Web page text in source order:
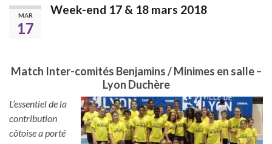
MAR
17
Week-end 17 & 18 mars 2018
Match Inter-comités Benjamins / Minimes en salle –
Lyon Duchère
L’essentiel de la
contribution
côtoise a porté